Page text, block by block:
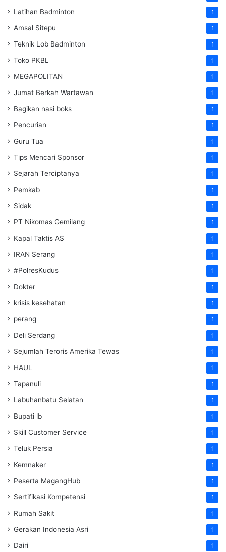
Latihan Badminton 1
Amsal Sitepu 1
Teknik Lob Badminton 1
Toko PKBL 1
MEGAPOLITAN 1
Jumat Berkah Wartawan 1
Bagikan nasi boks 1
Pencurian 1
Guru Tua 1
Tips Mencari Sponsor 1
Sejarah Terciptanya 1
Pemkab 1
Sidak 1
PT Nikomas Gemilang 1
Kapal Taktis AS 1
IRAN Serang 1
#PolresKudus 1
Dokter 1
krisis kesehatan 1
perang 1
Deli Serdang 1
Sejumlah Teroris Amerika Tewas 1
HAUL 1
Tapanuli 1
Labuhanbatu Selatan 1
Bupati lb 1
Skill Customer Service 1
Teluk Persia 1
Kemnaker 1
Peserta MagangHub 1
Sertifikasi Kompetensi 1
Rumah Sakit 1
Gerakan Indonesia Asri 1
Dairi 1